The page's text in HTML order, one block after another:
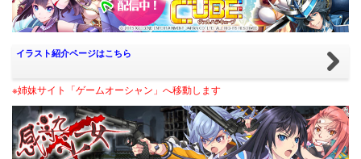
イラスト紹介ページはこちら
※姉妹サイト「ゲームオーシャン」へ移動します